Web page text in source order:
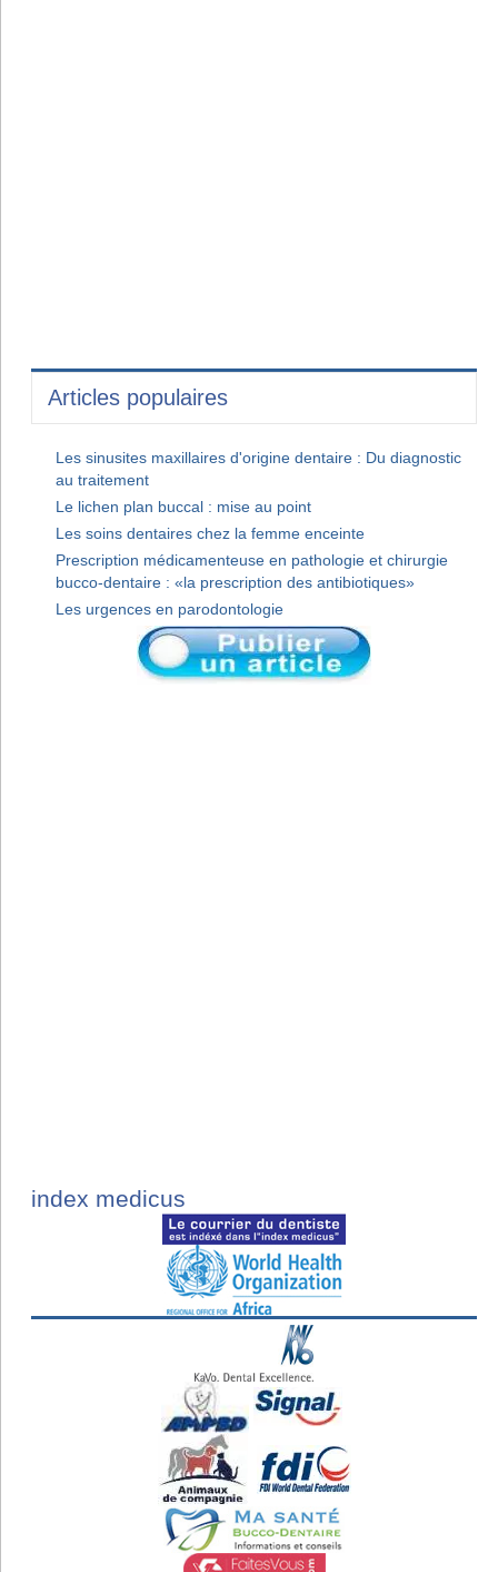
Articles populaires
Les sinusites maxillaires d'origine dentaire : Du diagnostic
au traitement
Le lichen plan buccal : mise au point
Les soins dentaires chez la femme enceinte
Prescription médicamenteuse en pathologie et chirurgie
bucco-dentaire : «la prescription des antibiotiques»
Les urgences en parodontologie
index medicus